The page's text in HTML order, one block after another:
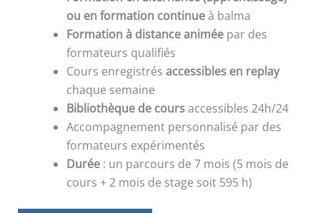
ou en formation continueà balma
Formation à distance animée par des
formateurs qualifiés
Cours enregistrés accessibles en replay
chaque semaine
Bibliothèque de coursaccessibles 24h/24
Accompagnement personnalisé par des
formateurs expérimentés
Durée : un parcours de 7 mois (5 mois de
cours + 2 mois de stage soit 595 h)